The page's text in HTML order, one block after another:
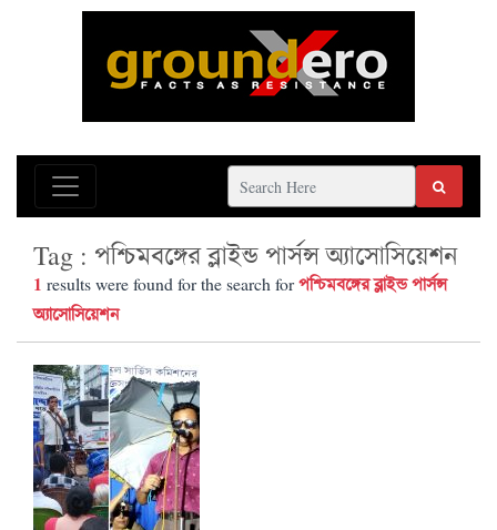
Tag : পশ্চিমবঙ্গের ব্লাইন্ড পার্সন্স অ্যাসোসিয়েশন
1 results were found for the search forপশ্চিমবঙ্গের ব্লাইন্ড পার্সন্স
অ্যাসোসিয়েশন